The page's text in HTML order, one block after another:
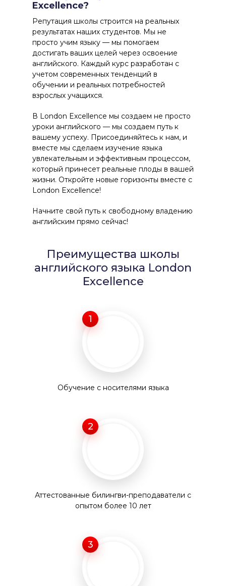
Excellence?
Репутация школы строится на реальных
результатах наших студентов. Мы не
просто учим языку — мы помогаем
достигать ваших целей через освоение
английского. Каждый курс разработан с
учетом современных тенденций в
обучении и реальных потребностей
взрослых учащихся.
В London Excellence мы создаем не просто
уроки английского — мы создаем путь к
вашему успеху. Присоединяйтесь к нам, и
вместе мы сделаем изучение языка
увлекательным и эффективным процессом,
который принесет реальные плоды в вашей
жизни. Откройте новые горизонты вместе с
London Excellence!
Начните свой путь к свободному владению
английским прямо сейчас!
Преимущества школы
английского языка London
Excellence
1
Обучение с носителями языка
2
Аттестованные билингви-преподаватели с
опытом более 10 лет
3